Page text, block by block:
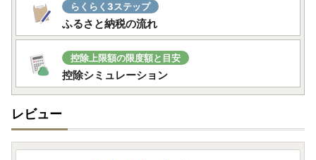
らくらく3ステップ
ふるさと納税の流れ
控除上限額の限度額と目安
控除シミュレーション
レビュー